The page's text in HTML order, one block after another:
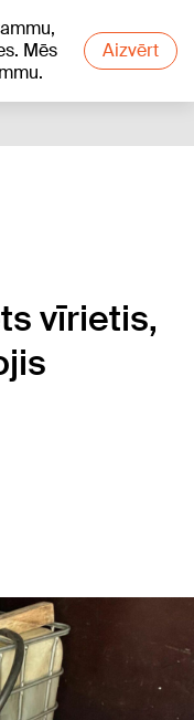
Mēs
Aizvērt
vīrietis,